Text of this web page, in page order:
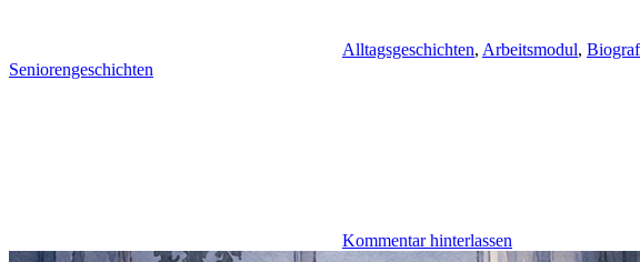
Alltagsgeschichten, Arbeitsmodul,
Seniorengeschichten
Kommentar hinterlassen